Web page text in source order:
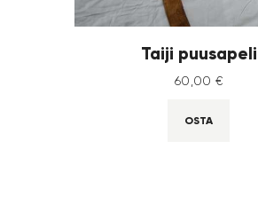
Taiji puusapeli
60 00 €
OSTA